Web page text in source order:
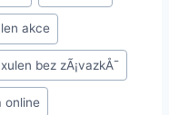
akce
bez zÃ¡vazkÅ¯
online